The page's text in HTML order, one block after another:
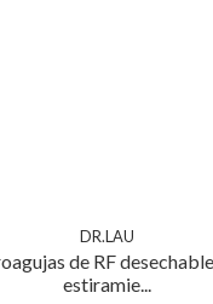
DR.LAU
de RF
estiramie...